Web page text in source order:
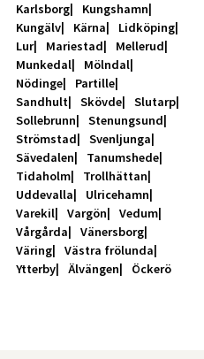
Karlsborg
Kungshamn
Kungälv
Kärna
Lidköping
Lur
Mariestad
Mellerud
Munkedal
Mölndal
Nödinge
Partille
Sandhult
Skövde
Slutarp
Sollebrunn
Stenungsund
Strömstad
Svenljunga
Sävedalen
Tanumshede
Tidaholm
Trollhättan
Uddevalla
Ulricehamn
Varekil
Vargön
Vedum
Vårgårda
Vänersborg
Väring
Västra frölunda
Ytterby
Älvängen Öckerö